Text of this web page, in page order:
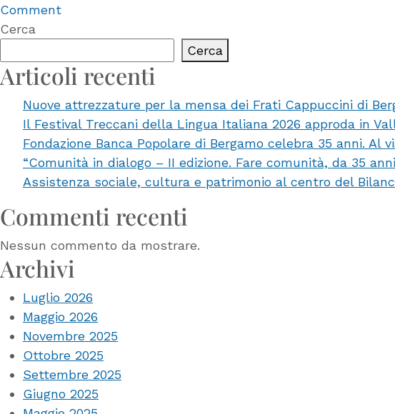
Commenton
2022,
da
Fondazione
Bpb
10
mila
euro
Cre
bergamaschi
per
la
promozione
dello
sport
insieme
al
CSI
Cerca
Cerca
Articoli recenti
Nuove attrezzature per la mensa dei Frati Cappuccini di
Il Festival Treccani della Lingua Italiana 2026 approda in
Fondazione Banca Popolare di Bergamo celebra 35 anni. Al
“Comunità in dialogo – II edizione. Fare comunità, da 35
Assistenza sociale, cultura e patrimonio al centro del
Commenti recenti
Nessun commento da mostrare.
Archivi
Luglio 2026
Maggio 2026
Novembre 2025
Ottobre 2025
Settembre 2025
Giugno 2025